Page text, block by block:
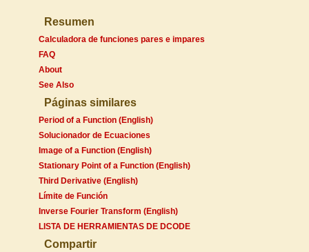
Resumen
Calculadora de funciones pares e impares
FAQ
About
See Also
Páginas similares
Period of a Function (English)
Solucionador de Ecuaciones
Image of a Function (English)
Stationary Point of a Function (English)
Third Derivative (English)
Límite de Función
Inverse Fourier Transform (English)
LISTA DE HERRAMIENTAS DE DCODE
Compartir